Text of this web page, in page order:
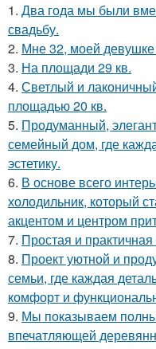
1. Два года мы были
свадьбу.
2. Мне 32, моей девушке
3. На площади 29 кв.
4. Светлый и
площадью 20 кв.
5. Продуманный,
семейный дом, где
эстетику.
6. В основе всего
холодильник, который
акцентом и центром
7. Простая и
8. Проект уютной и
семьи, где каждая
комфорт и
9. Мы показываем
впечатляющей